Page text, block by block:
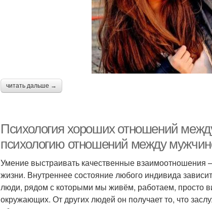
читать дальше →
Психология хороших отношений
психологию отношений между
Умение выстраивать качественные
жизни. Внутреннее состояние любого индивида
люди, рядом с которыми мы живём, работаем, просто
окружающих. От других людей он получает то, что